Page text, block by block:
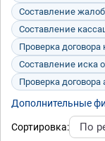
Составление жалоб
Составление
Проверка
Составление иска
Проверка договора
Дополнительные
Сортировка: